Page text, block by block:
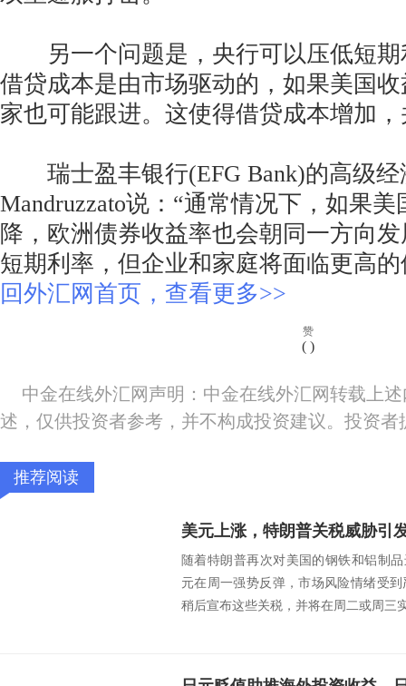
另一个问题是，央行可以压低短期
借贷成本是由市场驱动的，如果美国
家也可能跟进。这使得借贷成本增加
瑞士盈丰银行(EFG Bank)的高级经
Mandruzzato说：“通常情况下，如果
降，欧洲债券收益率也会朝同一方向
短期利率，但企业和家庭将面临更高
回外汇网首页，查看更多>>
赞
( )
中金在线外汇网声明：中金在线外汇网转载上
述，仅供投资者参考，并不构成投资建议。投资
推荐阅读
随着特朗普再次对美国的钢铁和铝制
元在周一强势反弹，市场风险情绪受
稍后宣布这些关税，并将在周二或周三